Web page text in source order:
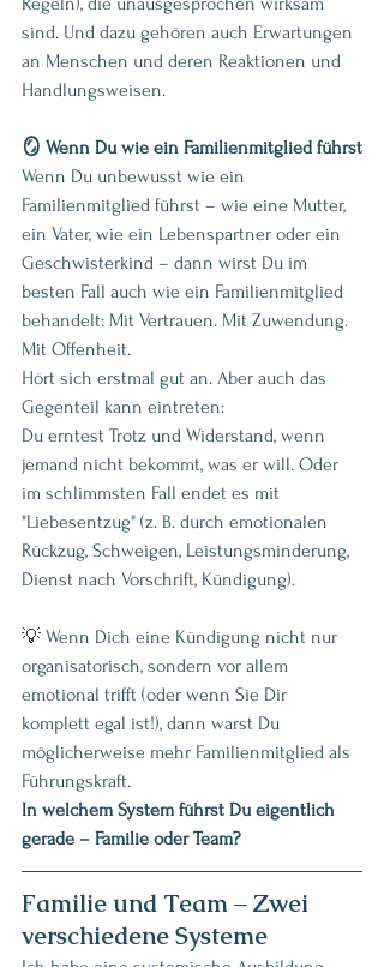
sind. Und dazu gehören auch Erwartungen
an Menschen und deren Reaktionen und
Handlungsweisen.
🪞 Wenn Du wie ein Familienmitglied führst
Wenn Du unbewusst wie ein
Familienmitglied führst – wie eine Mutter,
ein Vater, wie ein Lebenspartner oder ein
Geschwisterkind – dann wirst Du im
besten Fall auch wie ein Familienmitglied
behandelt: Mit Vertrauen. Mit Zuwendung.
Mit Offenheit.
Hört sich erstmal gut an. Aber auch das
Gegenteil kann eintreten:
Du erntest Trotz und Widerstand, wenn
jemand nicht bekommt, was er will. Oder
im schlimmsten Fall endet es mit
"Liebesentzug" (z. B. durch emotionalen
Rückzug, Schweigen, Leistungsminderung,
Dienst nach Vorschrift, Kündigung).
💡 Wenn Dich eine Kündigung nicht nur
organisatorisch, sondern vor allem
emotional trifft (oder wenn Sie Dir
komplett egal ist!), dann warst Du
möglicherweise mehr Familienmitglied als
Führungskraft.
In welchem System führst Du eigentlich
gerade – Familie oder Team?
Familie und Team – Zwei
verschiedene Systeme